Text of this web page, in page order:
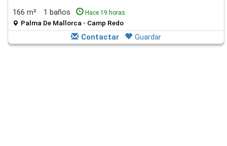
166 m² 1 baños Hace 19 horas
Palma De Mallorca - Camp Redo
Contactar Guardar